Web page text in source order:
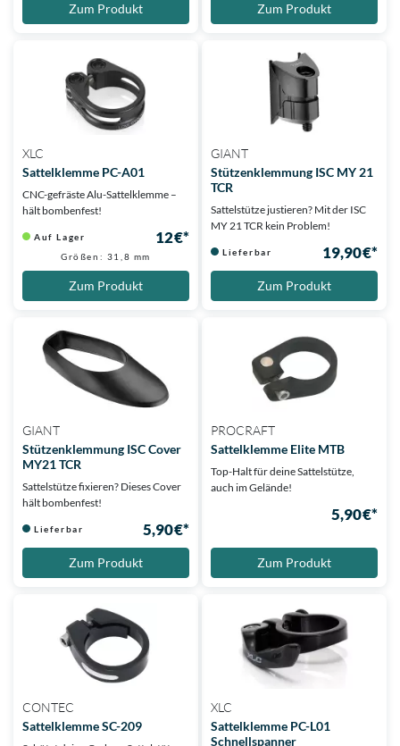
Zum Produkt Zum Produkt
XLC
Sattelklemme PC-A01
CNC-gefräste Alu-Sattelklemme –
hält bombenfest!
Auf Lager 12 €*
Größen: 31,8 mm
Zum Produkt
GIANT
Stützenklemmung ISC MY 21
TCR
Sattelstütze justieren? Mit der ISC
MY 21 TCR kein Problem!
Lieferbar 19,90 €*
Zum Produkt
GIANT
Stützenklemmung ISC Cover
MY21 TCR
Sattelstütze fixieren? Dieses Cover
hält bombenfest!
Lieferbar 5,90 €*
Zum Produkt
PROCRAFT
Sattelklemme Elite MTB
Top-Halt für deine Sattelstütze,
auch im Gelände!
5,90 €*
Zum Produkt
CONTEC
Sattelklemme SC-209
XLC
Sattelklemme PC-L01
Schnellspanner